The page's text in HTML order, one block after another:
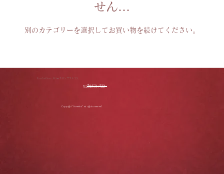
せん…
別のカテゴリーを選択してお買い物を続けてください。
RoseLinkStore（ローズリンクストア）
プライバシーポリシー
特定商取引に基づく表記
Copyright "Roselink" all rights reserved.